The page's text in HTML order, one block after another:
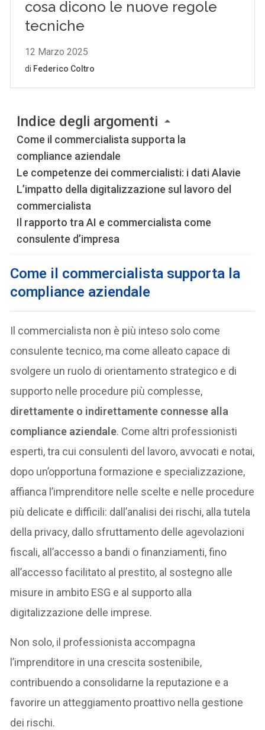
Indice degli argomenti
Come il commercialista supporta la
compliance aziendale
Le competenze dei commercialisti: i dati Alavie
L’impatto della digitalizzazione sul lavoro del
commercialista
Il rapporto tra AI e commercialista come
consulente d’impresa
Come il commercialista supporta la
compliance aziendale
Il commercialista non è più inteso solo come
consulente tecnico, ma come alleato capace di
svolgere un ruolo di orientamento strategico e di
supporto nelle procedure più complesse,
direttamente o indirettamente connesse alla
compliance aziendale. Come altri professionisti
esperti, tra cui consulenti del lavoro, avvocati e notai,
dopo un’opportuna formazione e specializzazione,
affianca l’imprenditore nelle scelte e nelle procedure
più delicate e difficili: dall’analisi dei rischi, alla tutela
della privacy, dallo sfruttamento delle agevolazioni
fiscali, all’accesso a bandi o finanziamenti, fino
all’accesso facilitato al prestito, al sostegno alle
misure in ambito ESG e al supporto alla
digitalizzazione delle imprese.
Non solo, il professionista accompagna
l’imprenditore in una crescita sostenibile,
contribuendo a consolidarne la reputazione e a
favorire un atteggiamento proattivo nella gestione
dei rischi.